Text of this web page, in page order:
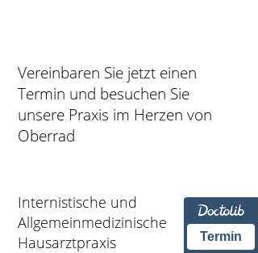
Vereinbaren Sie jetzt einen
Termin und besuchen Sie
unsere Praxis im Herzen von
Oberrad
Internistische und
Allgemeinmedizinische
Hausarztpraxis
Termin